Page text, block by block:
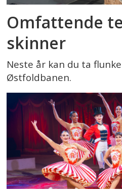
Omfattende
skinner
Neste år kan du ta
Østfoldbanen.